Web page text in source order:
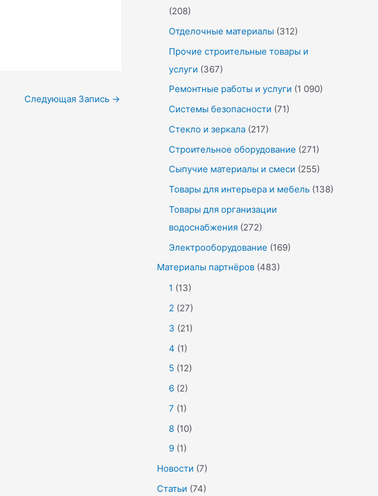
Следующая Запись →
(208)
Отделочные материалы (312)
Прочие строительные товары и
услуги (367)
Ремонтные работы и услуги (1 090)
Системы безопасности (71)
Стекло и зеркала (217)
Строительное оборудование (271)
Сыпучие материалы и смеси (255)
Товары для интерьера и мебель (138)
Товары для организации
водоснабжения (272)
Электрооборудование (169)
Материалы партнёров (483)
1 (13)
2 (27)
3 (21)
4 (1)
5 (12)
6 (2)
7 (1)
8 (10)
9 (1)
Новости (7)
Статьи (74)